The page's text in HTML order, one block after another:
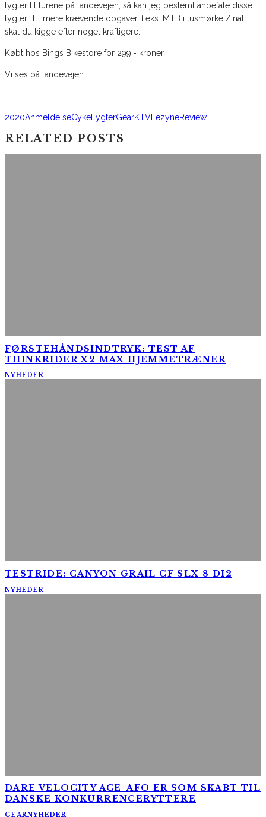
lygter til turene på landevejen, så kan jeg bestemt anbefale disse
lygter. Til mere krævende opgaver, f.eks. MTB i tusmørke / nat,
skal du kigge efter noget kraftigere.
Købt hos Bings Bikestore for 299,- kroner.
Vi ses på landevejen.
2020AnmeldelseCykellygterGearKTVLezyneReview
RELATED POSTS
FØRSTEHÅNDSINDTRYK: TEST AF
THINKRIDER X2 MAX HJEMMETRÆNER
NYHEDER
TESTRIDE: CANYON GRAIL CF SLX 8 DI2
NYHEDER
DARE VELOCITY ACE-AFO ER SOM SKABT TIL
DANSKE KONKURRENCERYTTERE
GEARNYHEDER